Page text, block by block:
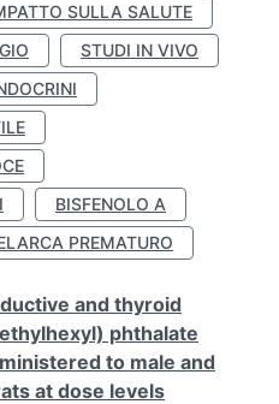
SULLA SALUTE
STUDI IN VIVO
BISFENOLO A
PREMATURO
and thyroid
phthalate
to male and
at dose levels